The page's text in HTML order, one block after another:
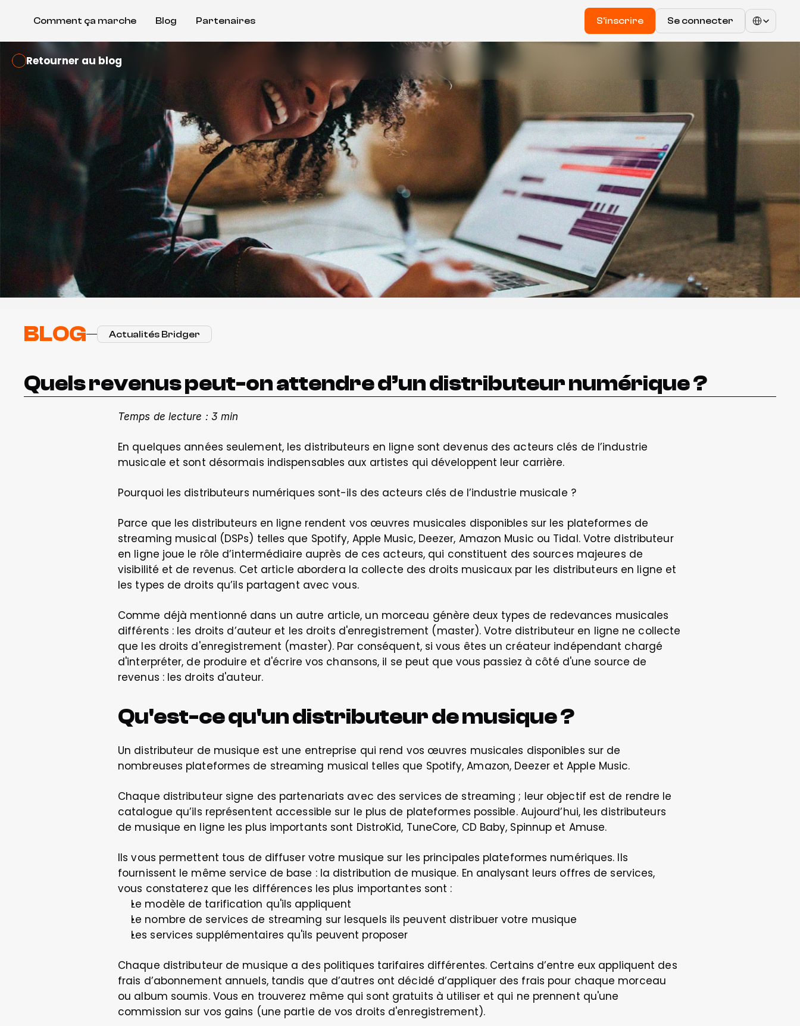
Comment ça marche Blog Partenaires S'inscrire Se connecter
Select Language
Retourner au blog
BLOG Actualités Bridger
Quels revenus peut-on attendre d’un distributeur numérique ?
Temps de lecture : 3 min
En quelques années seulement, les distributeurs en ligne sont devenus des acteurs clés de l’industrie
musicale et sont désormais indispensables aux artistes qui développent leur carrière.
Pourquoi les distributeurs numériques sont-ils des acteurs clés de l’industrie musicale ?
Parce que les distributeurs en ligne rendent vos œuvres musicales disponibles sur les plateformes de
streaming musical (DSPs) telles que Spotify, Apple Music, Deezer, Amazon Music ou Tidal. Votre distributeur
en ligne joue le rôle d’intermédiaire auprès de ces acteurs, qui constituent des sources majeures de
visibilité et de revenus. Cet article abordera la collecte des droits musicaux par les distributeurs en ligne et
les types de droits qu’ils partagent avec vous.
Comme déjà mentionné dans un autre article, un morceau génère deux types de redevances musicales
différents : les droits d’auteur et les droits d'enregistrement (master). Votre distributeur en ligne ne collecte
que les droits d'enregistrement (master). Par conséquent, si vous êtes un créateur indépendant chargé
d'interpréter, de produire et d'écrire vos chansons, il se peut que vous passiez à côté d'une source de
revenus : les droits d'auteur.
Qu'est-ce qu'un distributeur de musique ?
Un distributeur de musique est une entreprise qui rend vos œuvres musicales disponibles sur de
nombreuses plateformes de streaming musical telles que Spotify, Amazon, Deezer et Apple Music.
Chaque distributeur signe des partenariats avec des services de streaming ; leur objectif est de rendre le
catalogue qu’ils représentent accessible sur le plus de plateformes possible. Aujourd’hui, les distributeurs
de musique en ligne les plus importants sont DistroKid, TuneCore, CD Baby, Spinnup et Amuse.
Ils vous permettent tous de diffuser votre musique sur les principales plateformes numériques. Ils
fournissent le même service de base : la distribution de musique. En analysant leurs offres de services,
vous constaterez que les différences les plus importantes sont :
Le modèle de tarification qu'ils appliquent
Le nombre de services de streaming sur lesquels ils peuvent distribuer votre musique
Les services supplémentaires qu'ils peuvent proposer
Chaque distributeur de musique a des politiques tarifaires différentes. Certains d’entre eux appliquent des
frais d’abonnement annuels, tandis que d’autres ont décidé d’appliquer des frais pour chaque morceau
ou album soumis. Vous en trouverez même qui sont gratuits à utiliser et qui ne prennent qu'une
commission sur vos gains (une partie de vos droits d'enregistrement).